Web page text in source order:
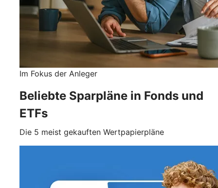
Im Fokus der Anleger
Beliebte Sparpläne in Fonds und
ETFs
Die 5 meist gekauften Wertpapierpläne